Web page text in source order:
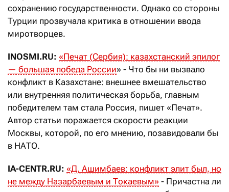
сохранению государственности. Однако со стороны
Турции прозвучала критика в отношении ввода
миротворцев.
INOSMI.RU: «Печат (Сербия): казахстанский эпилог
— большая победа России» - Что бы ни вызвало
конфликт в Казахстане: внешнее вмешательство
или внутренняя политическая борьба, главным
победителем там стала Россия, пишет «Печат».
Автор статьи поражается скорости реакции
Москвы, которой, по его мнению, позавидовали бы
в НАТО.
IA-CENTR.RU: «Д. Ашимбаев: конфликт элит был, но
не между Назарбаевым и Токаевым» - Причастна ли